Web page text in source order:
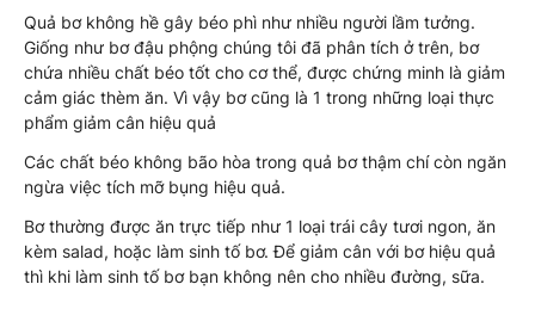
Quả bơ không hề gây béo phì như nhiều người lầm tưởng.
Giống như bơ đậu phộng chúng tôi đã phân tích ở trên, bơ
chứa nhiều chất béo tốt cho cơ thể, được chứng minh là giảm
cảm giác thèm ăn. Vì vậy bơ cũng là 1 trong những loại thực
phẩm giảm cân hiệu quả
Các chất béo không bão hòa trong quả bơ thậm chí còn ngăn
ngừa việc tích mỡ bụng hiệu quả.
Bơ thường được ăn trực tiếp như 1 loại trái cây tươi ngon, ăn
kèm salad, hoặc làm sinh tố bơ. Để giảm cân với bơ hiệu quả
thì khi làm sinh tố bơ bạn không nên cho nhiều đường, sữa.